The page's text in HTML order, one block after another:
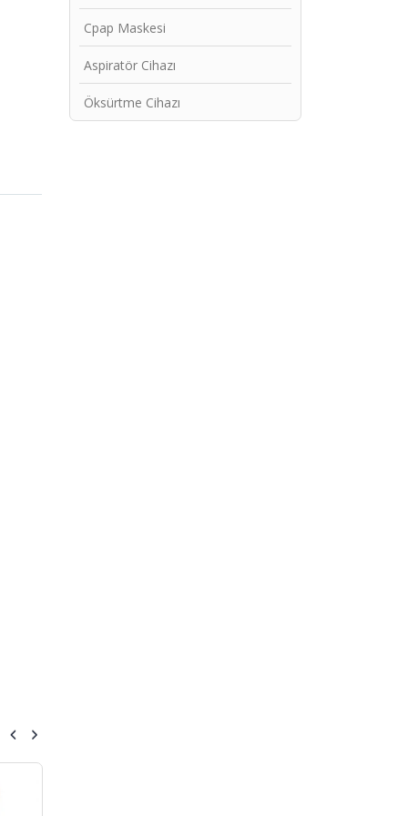
Cpap Maskesi
Aspiratör Cihazı
Öksürtme Cihazı